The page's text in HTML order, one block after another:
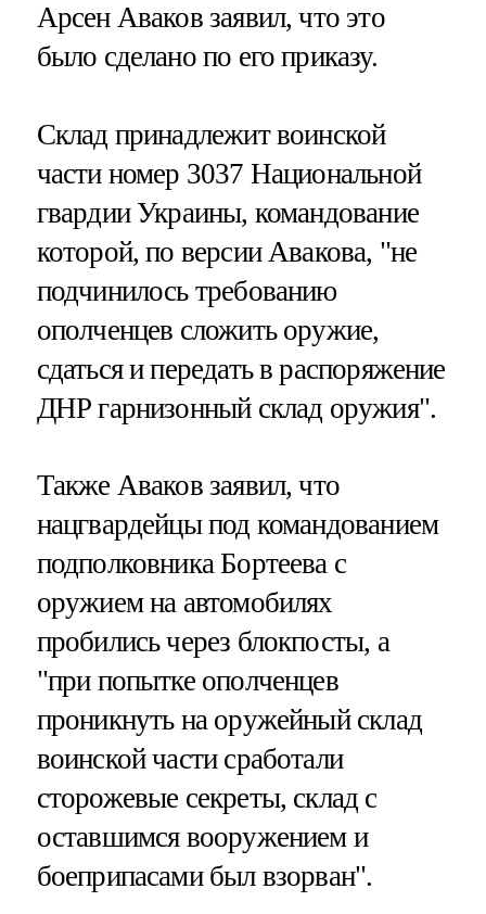
Арсен Аваков заявил, что это
было сделано по его приказу.
Склад принадлежит воинской
части номер 3037 Национальной
гвардии Украины, командование
которой, по версии Авакова, "не
подчинилось требованию
ополченцев сложить оружие,
сдаться и передать в распоряжение
ДНР гарнизонный склад оружия".
Также Аваков заявил, что
нацгвардейцы под командованием
подполковника Бортеева с
оружием на автомобилях
пробились через блокпосты, а
"при попытке ополченцев
проникнуть на оружейный склад
воинской части сработали
сторожевые секреты, склад с
оставшимся вооружением и
боеприпасами был взорван".